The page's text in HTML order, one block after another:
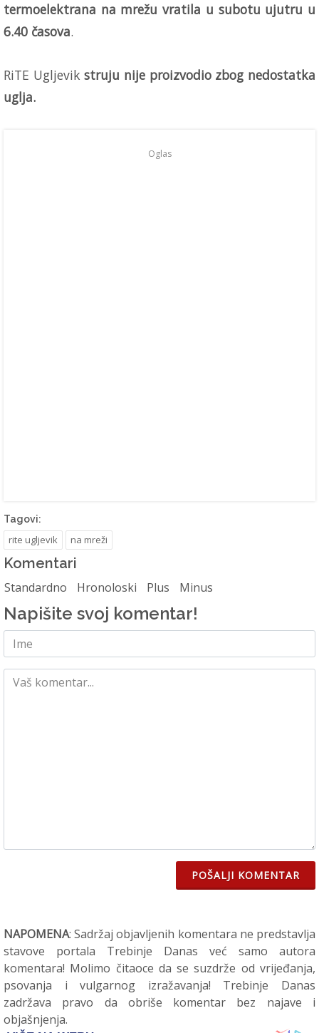
termoelektrana na mrežu vratila u subotu ujutru u
6.40 časova.
RiTE Ugljevikstruju nije proizvodio zbog nedostatka
uglja.
Oglas
Tagovi:
rite ugljevik na mreži
Komentari
Standardno Hronoloski Plus Minus
Napišite svoj komentar!
POŠALJI KOMENTAR
NAPOMENA: Sadržaj objavljenih komentara ne predstavlja
stavove portala Trebinje Danas već samo autora
komentara! Molimo čitaoce da se suzdrže od vrijeđanja,
psovanja i vulgarnog izražavanja! Trebinje Danas
zadržava pravo da obriše komentar bez najave i
objašnjenja.